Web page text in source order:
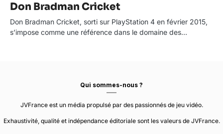
Don Bradman Cricket
Don Bradman Cricket, sorti sur PlayStation 4 en février 2015,
s’impose comme une référence dans le domaine des…
Qui sommes-nous ?
JVFrance est un média propulsé par des passionnés de jeu vidéo.
Exhaustivité, qualité et indépendance éditoriale sont les valeurs de JVFrance.